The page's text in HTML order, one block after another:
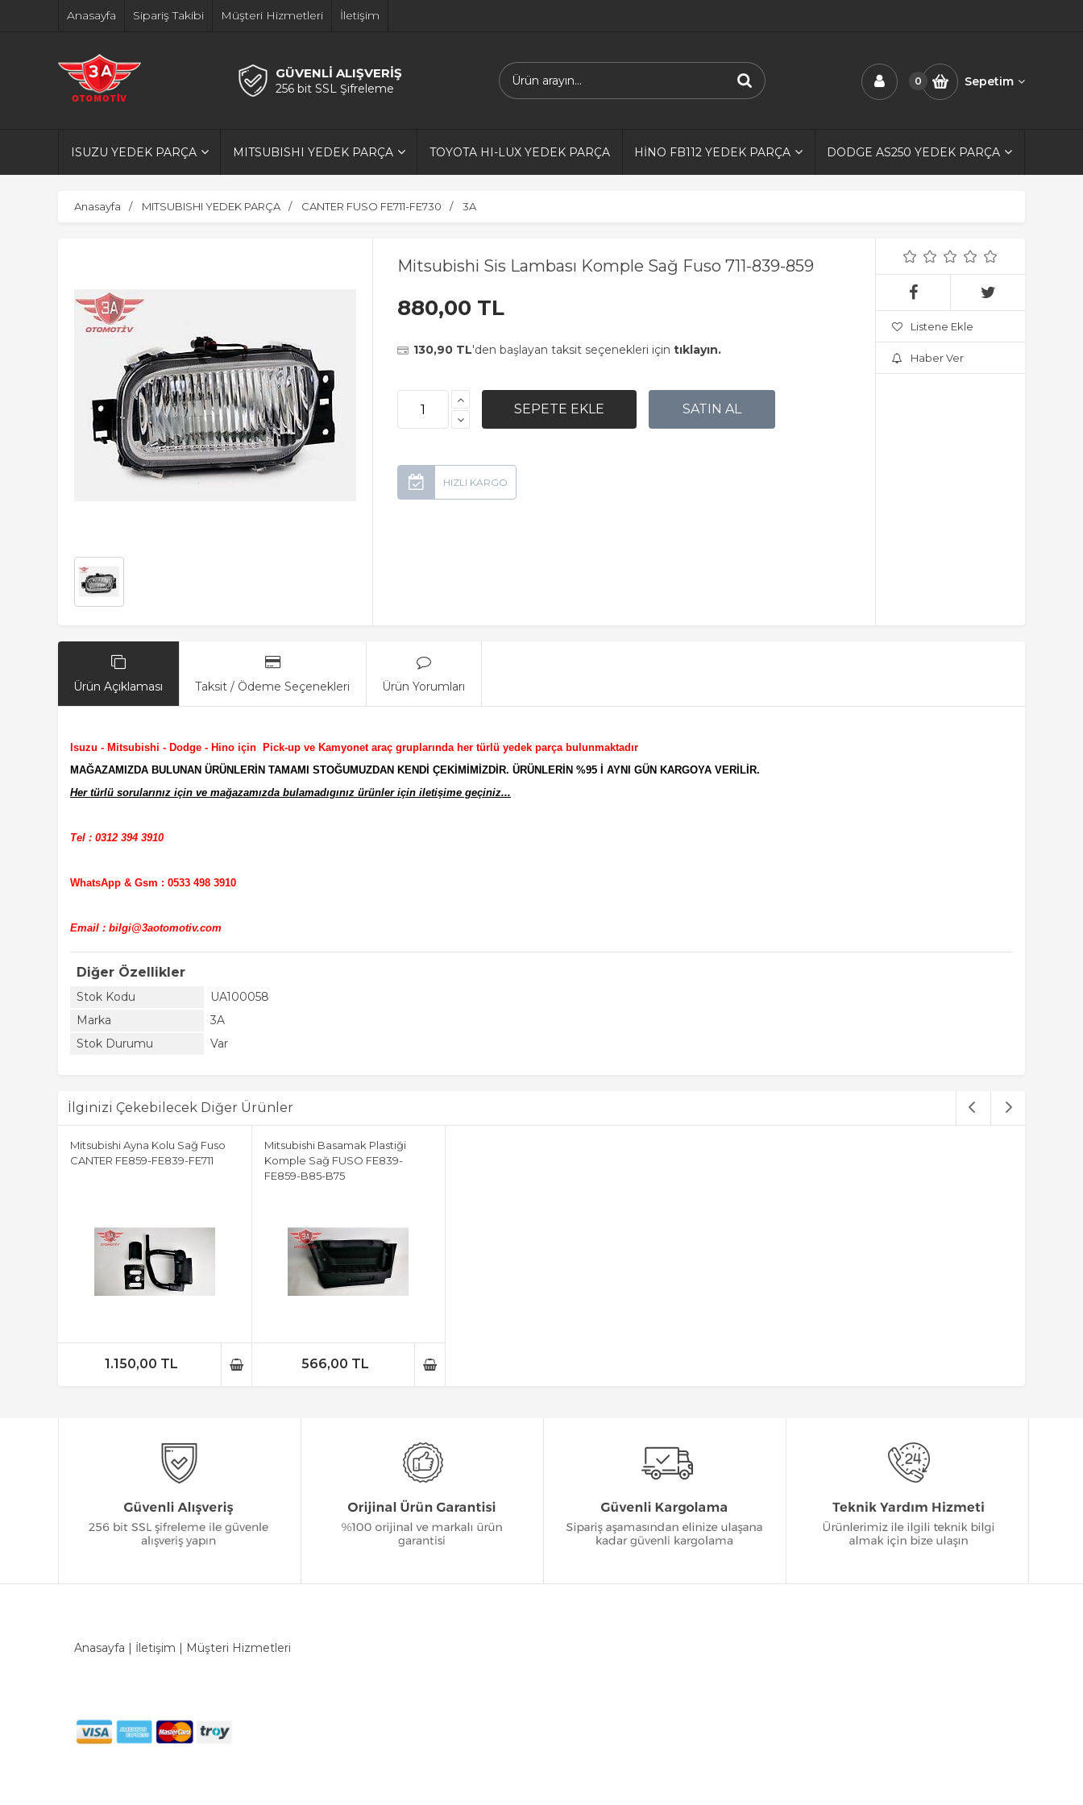
Anasayfa Sipariş Takibi Müşteri Hizmetleri İletişim
GÜVENLİ ALIŞVERİŞ
256 bit SSL Şifreleme
0 Sepetim
ISUZU YEDEK PARÇA MITSUBISHI YEDEK PARÇA TOYOTA HI-LUX YEDEK PARÇA HİNO FB112 YEDEK PARÇA DODGE AS250 YEDEK PARÇA
Anasayfa MITSUBISHI YEDEK PARÇA CANTER FUSO FE711-FE730 3A
Mitsubishi Sis Lambası Komple Sağ Fuso 711-839-859
880,00 TL
130,90 TL'den başlayan taksit seçenekleri için tıklayın.
Listene Ekle
Haber Ver
Ürün Açıklaması Taksit / Ödeme Seçenekleri Ürün Yorumları
Isuzu - Mitsubishi - Dodge - Hino için Pick-up ve Kamyonet araç gruplarında her türlü yedek parça bulunmaktadır
MAĞAZAMIZDA BULUNAN ÜRÜNLERİN TAMAMI STOĞUMUZDAN KENDİ ÇEKİMİMİZDİR. ÜRÜNLERİN %95 İ AYNI GÜN KARGOYA VERİLİR.
Her türlü sorularınız için ve mağazamızda bulamadıgınız ürünler için iletişime geçiniz...
Tel : 0312 394 3910
WhatsApp & Gsm : 0533 498 3910
Email : bilgi@3aotomotiv.com
Diğer Özellikler
Stok Kodu
UA100058
Marka
3A
Stok Durumu
Var
İlginizi Çekebilecek Diğer Ürünler
Mitsubishi Ayna Kolu Sağ Fuso
CANTER FE859-FE839-FE711
1.150,00 TL
Mitsubishi Basamak Plastiği
Komple Sağ FUSO FE839-
FE859-B85-B75
566,00 TL
Anasayfa | İletişim | Müşteri Hizmetleri